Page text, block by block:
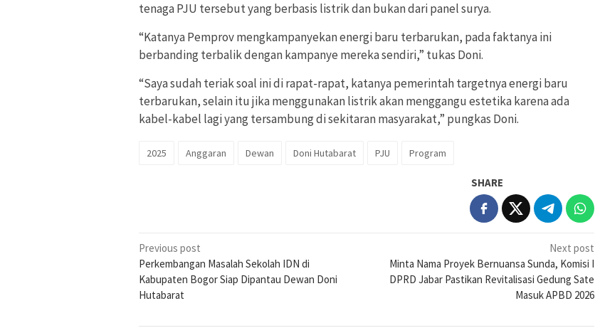
tenaga PJU tersebut yang berbasis listrik dan bukan dari panel surya.
“Katanya Pemprov mengkampanyekan energi baru terbarukan, pada faktanya ini
berbanding terbalik dengan kampanye mereka sendiri,” tukas Doni.
“Saya sudah teriak soal ini di rapat-rapat, katanya pemerintah targetnya energi baru
terbarukan, selain itu jika menggunakan listrik akan menggangu estetika karena ada
kabel-kabel lagi yang tersambung di sekitaran masyarakat,” pungkas Doni.
2025 Anggaran Dewan Doni Hutabarat PJU Program
SHARE
Post
navigation
Previous post
Perkembangan Masalah Sekolah IDN di
Kabupaten Bogor Siap Dipantau Dewan Doni
Hutabarat
Next post
Minta Nama Proyek Bernuansa Sunda, Komisi I
DPRD Jabar Pastikan Revitalisasi Gedung Sate
Masuk APBD 2026